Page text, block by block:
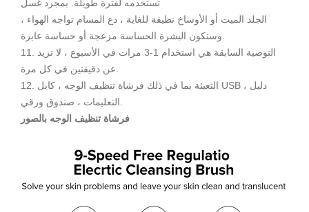
تستخدمه لفترة طويلة. بمجرد غسل
الجلد الميت أو الأوساخ نظيفة للغاية ، دع المسام تواجه الهواء ،
11. التوصية السابقة هي استخدام 1-3 مرات في الأسبوع ، لا تزيد
12. التعبئة بما في ذلك فرشاة تنظيف الوجه ، كابل USB ، دليل
فرشاة تنظيف الوجه بالصور